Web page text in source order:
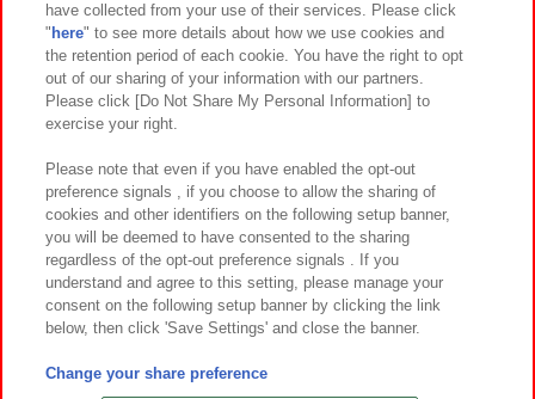
関連会社 サステナビリティ サイトポリシー
プライバシーポリシー ウェブアクセシビリティ方針と検証結果
お取引先さまとともに
カスタマーハラスメント対応方針 よくあるご質問・お問い合わせ
©Bandai Namco Amusement Inc.
©Bandai Namco Amusement Lab Inc.
have collected from your use of their services. Please click
" here" to see more details about how we use cookies and
the retention period of each cookie. You have the right to opt
out of our sharing of your information with our partners.
Please click [Do Not Share My Personal Information] to
exercise your right.
Please note that even if you have enabled the opt-out
preference signals , if you choose to allow the sharing of
cookies and other identifiers on the following setup banner,
you will be deemed to have consented to the sharing
regardless of the opt-out preference signals . If you
understand and agree to this setting, please manage your
consent on the following setup banner by clicking the link
below, then click 'Save Settings' and close the banner.
Change your share preference